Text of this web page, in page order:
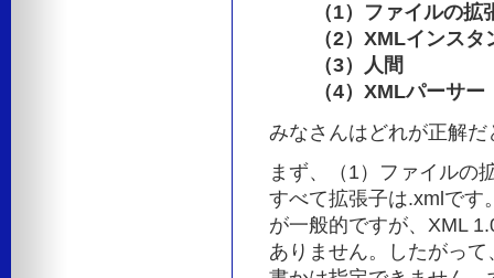
（1）ファイルの拡
（2）XMLインスタ
（3）人間
（4）XMLパーサー
みなさんはどれが正解
まず、（1）ファイルの
すべて拡張子は.xmlです
が一般的ですが、XML
ありません。したがっ